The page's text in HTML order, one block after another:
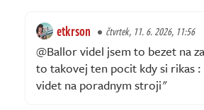
etkrson čtvrtek, 11. 6. 2026, 11:56
@Ballor videl jsem to bezet na
to takovej ten pocit kdy si rikas
videt na poradnym stroji"